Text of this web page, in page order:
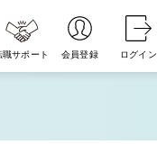
職サポート 会員登録 ログイン